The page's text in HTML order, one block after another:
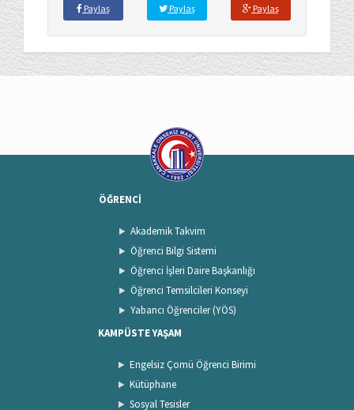
Paylaş Paylaş Paylaş
ÖĞRENCİ
Akademik Takvim
Öğrenci Bilgi Sistemi
Öğrenci İşleri Daire Başkanlığı
Öğrenci Temsilcileri Konseyi
Yabancı Öğrenciler (YÖS)
KAMPÜSTE YAŞAM
Engelsiz Çomü Öğrenci Birimi
Kütüphane
Sosyal Tesisler